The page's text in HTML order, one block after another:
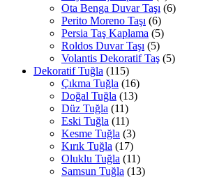
Ota Benga Duvar Taşı (6)
Perito Moreno Taşı (6)
Persia Taş Kaplama (5)
Roldos Duvar Taşı (5)
Volantis Dekoratif Taş (5)
Dekoratif Tuğla (115)
Çıkma Tuğla (16)
Doğal Tuğla (13)
Düz Tuğla (11)
Eski Tuğla (11)
Kesme Tuğla (3)
Kırık Tuğla (17)
Oluklu Tuğla (11)
Samsun Tuğla (13)